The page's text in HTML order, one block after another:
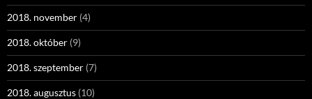
2018. november (4)
2018. október (9)
2018. szeptember (7)
2018. augusztus (10)